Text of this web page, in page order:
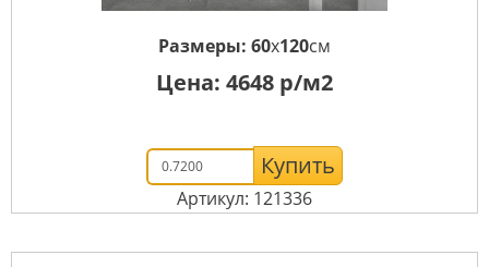
Размеры: 60x120см
Цена: 4648 р/м2
Купить
Артикул: 121336